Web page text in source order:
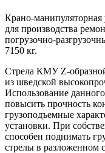
Крано-
для производства
погрузочно-
7150 кг.
Стрела КМУ Z-
из шведской
Использование
повысить прочность
грузоподъемные
установки. При
способен поднимать
стрелы в разложенном